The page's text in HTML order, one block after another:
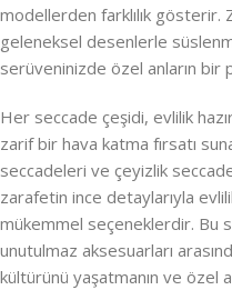
modellerden farklılık gösterir.
geleneksel desenlerle
serüveninizde özel anların bir
Her seccade çeşidi, evlilik
zarif bir hava katma fırsatı
seccadeleri ve çeyizlik
zarafetin ince detaylarıyla
mükemmel seçeneklerdir. Bu
unutulmaz aksesuarları
kültürünü yaşatmanın ve özel